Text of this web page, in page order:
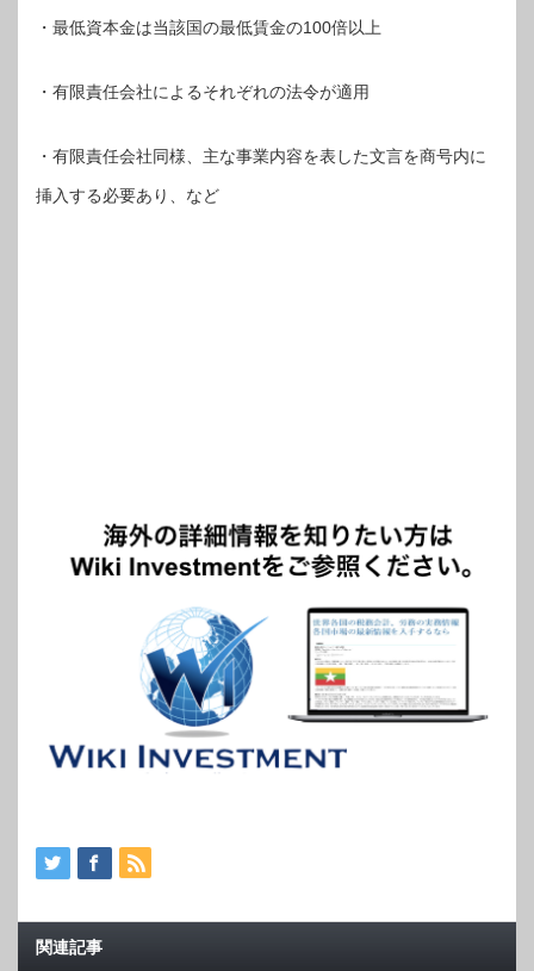
・最低資本金は当該国の最低賃金の100倍以上
・有限責任会社によるそれぞれの法令が適用
・有限責任会社同様、主な事業内容を表した文言を商号内に
挿入する必要あり、など
関連記事